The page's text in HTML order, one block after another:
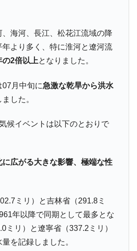
期純利益は前年同期比13.4倍に。
るからできない。
韓国株式市場の暴落・本日07月29
ーキットブレイカーの二段コンボ
人を雇用する効果は低い。全産業の
まない
ライオンズ」とは？
毛馬」とは？
ら？ 競馬GI競走で勝利騎手がもら
海河、長江、松花江流域の降
より多く、特に淮河と遼河流
の2倍以上となりました。
月中旬に急激な乾旱から洪水
した。
候イベントは以下のとおりで
広がる大きな影響、極端な性
ミリ）と吉林省（291.8ミ
年以降で同期として最多とな
ミリ）と遼寧省（337.2ミリ）
を記録しました。